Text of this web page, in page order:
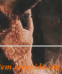
para o
recebido